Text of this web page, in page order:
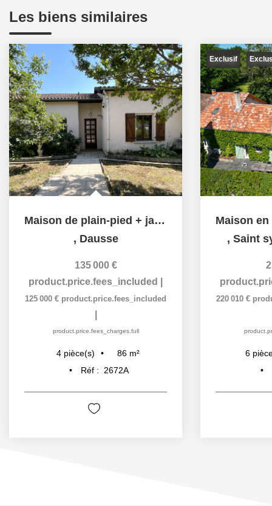
Les biens similaires
Maison de plain-pied + jardin à Dausse
, Dausse
135 000 €
product.price.fees_included
125 000 € product.price.fees_included
product.price.fees_charges.full
4 pièce(s) 86 m²
Réf :
2672A
Exclusif
, Saint
220 010 €
6